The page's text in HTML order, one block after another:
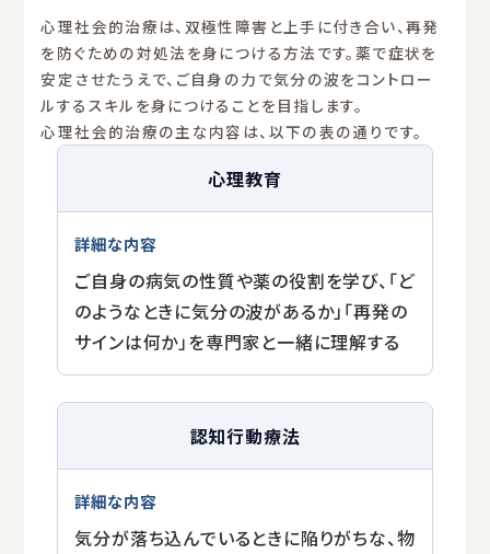
心理社会的治療は、双極性障害と上手に付き合い、再発
を防ぐための対処法を身につける方法です。薬で症状を
安定させたうえで、ご自身の力で気分の波をコントロー
ルするスキルを身につけることを目指します。
心理社会的治療の主な内容は、以下の表の通りです。
心理教育
ご自身の病気の性質や薬の役割を学び、「ど
のようなときに気分の波があるか」「再発の
サインは何か」を専門家と一緒に理解する
認知行動療法
気分が落ち込んでいるときに陥りがちな、物